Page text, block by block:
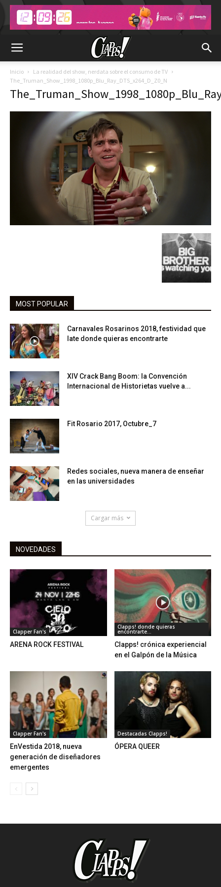
Inicio
La realidad del show, nerdata sobre el consumo de TV
The_Truman_Show_1998_1080p_Blu_Ray_DTS_x264_D_Z0_N
MOST POPULAR
Carnavales Rosarinos 2018, festividad que
late donde quieras encontrarte
XIV Crack Bang Boom: la Convención
Internacional de Historietas vuelve a...
Fit Rosario 2017, Octubre_7
Redes sociales, nueva manera de enseñar
en las universidades
Cargar más
NOVEDADES
Clapper Fan's
ARENA ROCK FESTIVAL
Clapps! donde quieras
encontrarte...
Clapps! crónica experiencial
en el Galpón de la Música
Clapper Fan's
EnVestida 2018, nueva
generación de diseñadores
emergentes
Destacadas Clapps!
ÓPERA QUEER